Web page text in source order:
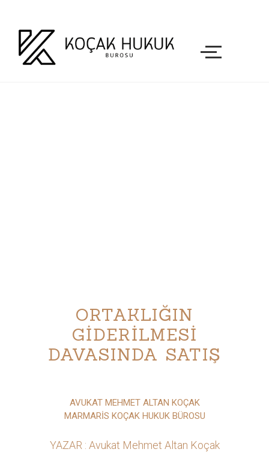
ORTAKLIĞIN
GİDERİLMESİ
DAVASINDA SATIŞ
AVUKAT MEHMET ALTAN KOÇAK
MARMARİS KOÇAK HUKUK BÜROSU
YAZAR : Avukat Mehmet Altan Koçak